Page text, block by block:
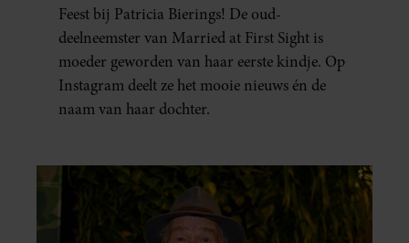
Feest bij Patricia Bierings! De oud-
deelneemster van Married at First Sight is
moeder geworden van haar eerste kindje. Op
Instagram deelt ze het mooie nieuws én de
naam van haar dochter.